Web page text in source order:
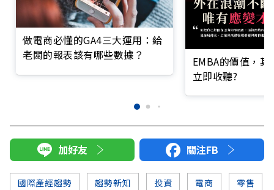
做電商必懂的GA4三大運用：給
老闆的報表該有哪些數據？
EMBA的價值，
立即收聽?
加好友 關注FB
國際產經趨勢 趨勢新知 投資 電商 零售